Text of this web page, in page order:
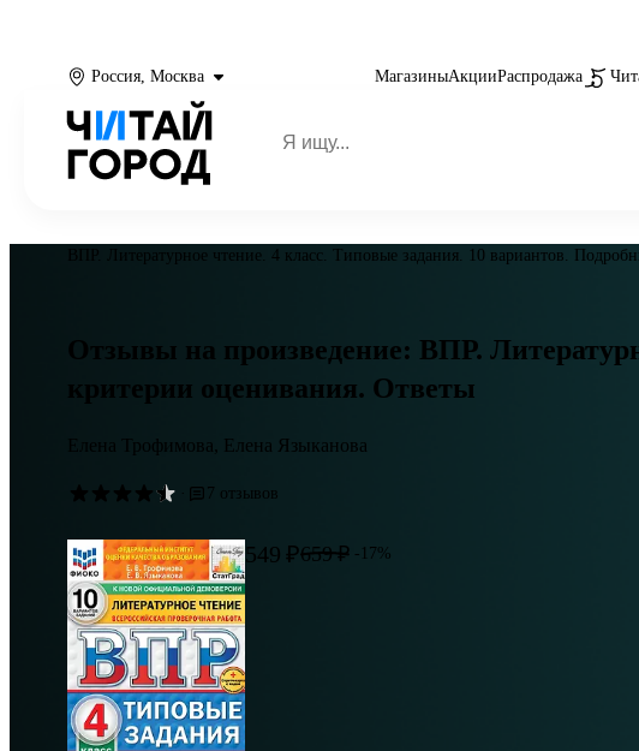
Россия, Москва МагазиныАкцииРаспродажа
ВПР. Литературное чтение. 4 класс. Типовые задания. 10 вариантов.
Отзывы на произведение: ВПР.
критерии оценивания. Ответы
Елена Трофимова, Елена Языканова
7 отзывов
549 ₽659 ₽ -17%